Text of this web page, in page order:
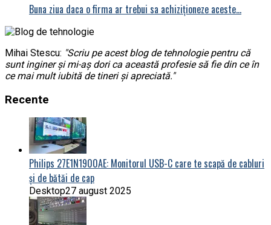
Buna ziua daca o firma ar trebui sa achiziționeze aceste…
Mihai Stescu: "Scriu pe acest blog de tehnologie pentru că
sunt inginer și mi-aș dori ca această profesie să fie din ce în
ce mai mult iubită de tineri și apreciată."
Recente
Philips 27E1N1900AE: Monitorul USB-C care te scapă de cabluri
și de bătăi de cap
Desktop27 august 2025